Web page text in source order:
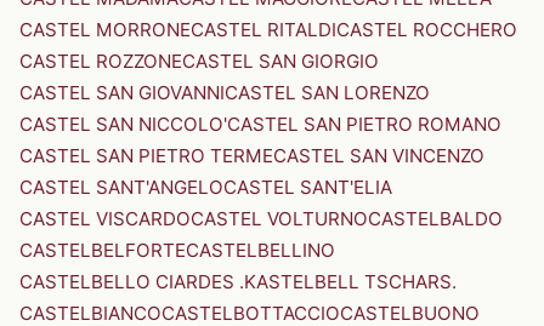
CASTEL MORRONECASTEL RITALDICASTEL ROCCHERO
CASTEL ROZZONECASTEL SAN GIORGIO
CASTEL SAN GIOVANNICASTEL SAN LORENZO
CASTEL SAN NICCOLO'CASTEL SAN PIETRO ROMANO
CASTEL SAN PIETRO TERMECASTEL SAN VINCENZO
CASTEL SANT'ANGELOCASTEL SANT'ELIA
CASTEL VISCARDOCASTEL VOLTURNOCASTELBALDO
CASTELBELFORTECASTELBELLINO
CASTELBELLO CIARDES .KASTELBELL TSCHARS.
CASTELBIANCOCASTELBOTTACCIOCASTELBUONO